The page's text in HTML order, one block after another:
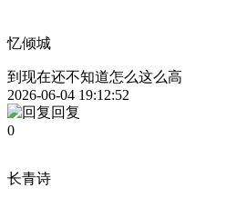
忆倾城
到现在还不知道怎么这么高
2026-06-04 19:12:52
回复
0
长青诗